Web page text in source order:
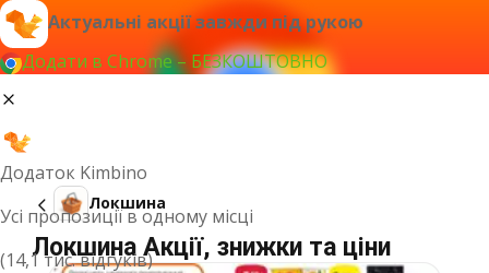
Актуальні акції завжди під рукою
Додати в Chrome – БЕЗКОШТОВНО
Додаток Kimbino
Усі пропозиції в одному місці
(14,1 тис. відгуків)
Локшина
Локшина Акції, знижки та ціни